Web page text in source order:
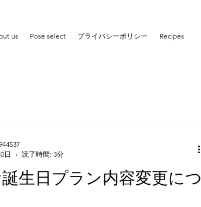
us Pose select プライバシーポリシー Recipes
生日プラン内容変更につ
日
読了時間: 3分